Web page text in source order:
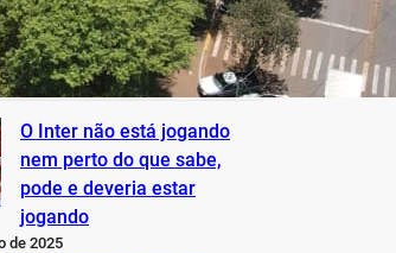
O Inter não está jogando
nem perto do que sabe,
pode e deveria estar
jogando
de 2025